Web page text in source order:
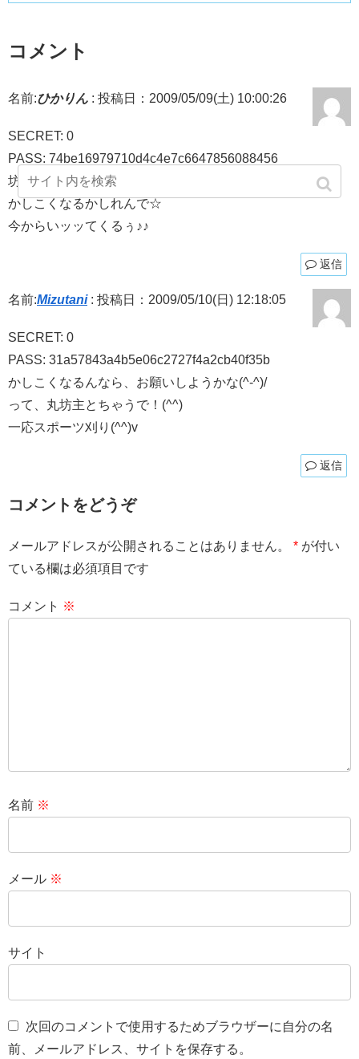
コメント
名前:ひかりん : 投稿日：2009/05/09(土) 10:00:26
SECRET: 0
PASS: 74be16979710d4c4e7c6647856088456
坊主頭ゎ撫でられてなんぼでしょ(・ω<))←
かしこくなるかしれんで☆
今からいッッてくるぅ♪♪
返信
名前:Mizutani: 投稿日：2009/05/10(日) 12:18:05
SECRET: 0
PASS: 31a57843a4b5e06c2727f4a2cb40f35b
かしこくなるんなら、お願いしようかな(^-^)/
って、丸坊主とちゃうで！(^^)
一応スポーツ刈り(^^)v
返信
コメントをどうぞ
メールアドレスが公開されることはありません。 * が付い
ている欄は必須項目です
コメント ※
名前 ※
メール ※
サイト
次回のコメントで使用するためブラウザーに自分の名
前、メールアドレス、サイトを保存する。